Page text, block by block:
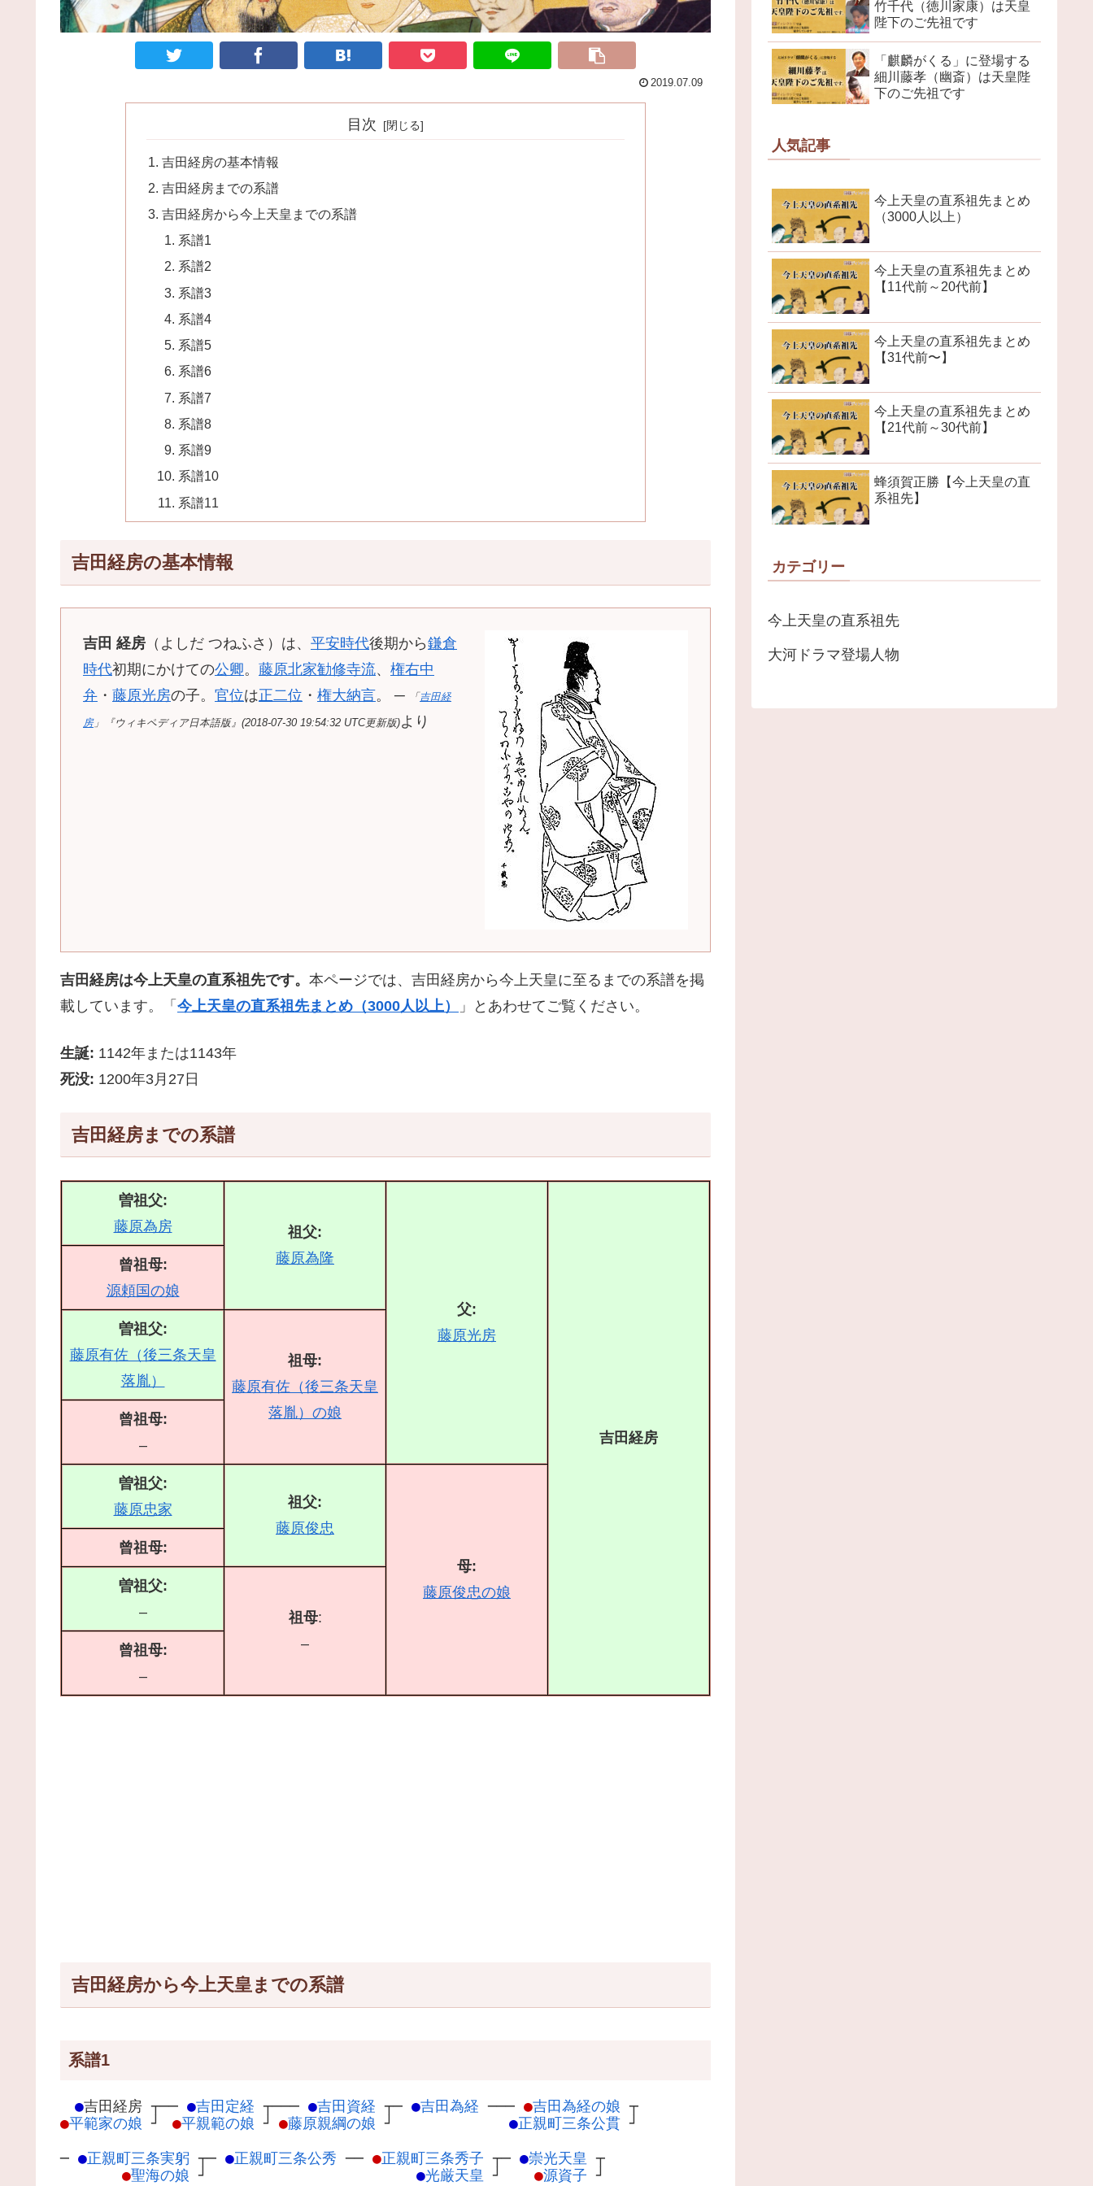
2019.07.09
目次
吉田経房の基本情報
吉田経房までの系譜
吉田経房から今上天皇までの系譜
系譜1
系譜2
系譜3
系譜4
系譜5
系譜6
系譜7
系譜8
系譜9
系譜10
系譜11
吉田経房の基本情報
吉田 経房 （よしだ つねふさ）は、 平安時代後期から鎌倉
時代初期にかけての公卿。 藤原北家勧修寺流、 権右中
弁 ・ 藤原光房の子。 官位は正二位 ・ 権大納言。 ─ 「 吉田経
房」『ウィキペディア日本語版』(2018-07-30 19:54:32 UTC更新版)より
吉田経房は今上天皇の直系祖先です。 本ページでは、吉田経房から今上天皇に至るまでの系譜を掲
載しています。「 今上天皇の直系祖先まとめ（3000人以上） 」とあわせてご覧ください。
生誕: 1142年または1143年
死没: 1200年3月27日
吉田経房までの系譜
曽祖父:
藤原為房
祖父:
藤原為隆
父:
藤原光房
吉田経房
曾祖母:
源頼国の娘
曽祖父:
藤原有佐（後三条天皇
落胤）
祖母:
藤原有佐（後三条天皇
落胤）の娘
曾祖母:
–
曽祖父:
藤原忠家
祖父:
藤原俊忠
母:
藤原俊忠の娘
曾祖母:
曽祖父:
–
祖母:
–
曾祖母:
–
吉田経房から今上天皇までの系譜
系譜1
●吉田経房 ┬
●平範家の娘 ┘
── ●吉田定経 ┬
●平親範の娘 ┘
─── ●吉田資経 ┬
●藤原親綱の娘 ┘
─ ●吉田為経 ─── ●吉田為経の娘 ┬
●正親町三条公貫 ┘
─ ●正親町三条実躬 ┬
●聖海の娘 ┘
─ ●正親町三条公秀 ── ●正親町三条秀子 ┬
●光厳天皇 ┘
─ ●崇光天皇 ┬
●源資子 ┘
竹千代（徳川家康）は天皇
陛下のご先祖です
「麒麟がくる」に登場する
細川藤孝（幽斎）は天皇陛
下のご先祖です
人気記事
今上天皇の直系祖先まとめ
（3000人以上）
今上天皇の直系祖先まとめ
【11代前～20代前】
今上天皇の直系祖先まとめ
【31代前〜】
今上天皇の直系祖先まとめ
【21代前～30代前】
蜂須賀正勝【今上天皇の直
系祖先】
カテゴリー
今上天皇の直系祖先
大河ドラマ登場人物